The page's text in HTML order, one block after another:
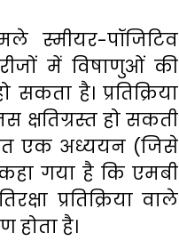
पॉजिटिव
में विषाणुओं की
है। प्रतिक्रिया
क्षतिग्रस्त हो सकती
एक अध्ययन (जिसे
गया है कि एमबी
प्रतिक्रिया वाले
होता है।